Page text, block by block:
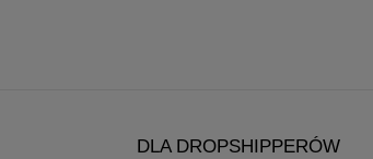
DLA DROPSHIPPERÓW